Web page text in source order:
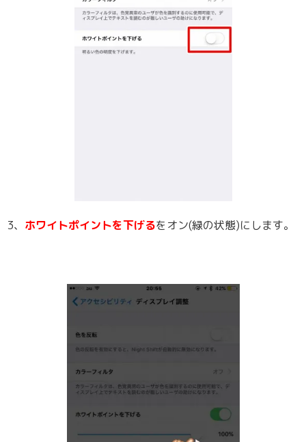
3、 ホワイトポイントを下げるをオン(緑の状態)にします。